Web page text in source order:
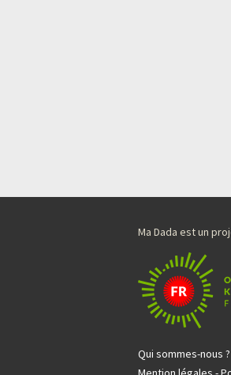
Ma Dada est un
Qui sommes-nous ?